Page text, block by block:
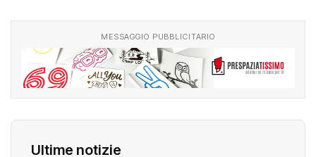
MESSAGGIO PUBBLICITARIO